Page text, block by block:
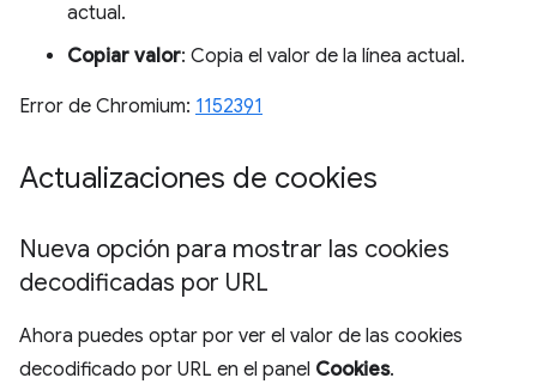
actual.
Copiar valor: Copia el valor de la línea actual.
Error de Chromium: 1152391
Actualizaciones de cookies
Nueva opción para mostrar las cookies
decodificadas por URL
Ahora puedes optar por ver el valor de las cookies
decodificado por URL en el panel Cookies.